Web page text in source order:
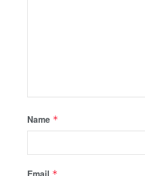
Name *
Email